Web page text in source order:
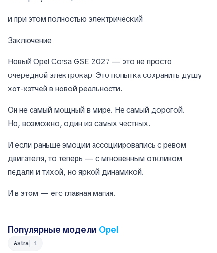
и при этом полностью электрический
Заключение
Новый Opel Corsa GSE 2027 — это не просто
очередной электрокар. Это попытка сохранить душу
хот-хэтчей в новой реальности.
Он не самый мощный в мире. Не самый дорогой.
Но, возможно, один из самых честных.
И если раньше эмоции ассоциировались с ревом
двигателя, то теперь — с мгновенным откликом
педали и тихой, но яркой динамикой.
И в этом — его главная магия.
Популярные модели Opel
Astra 1